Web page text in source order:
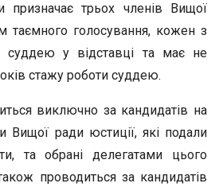
призначає трьох членів Вищої
таємного голосування, кожен з
у відставці та має не
стажу роботи суддею.
виключно за кандидатів на
Вищої ради юстиції, які подали
та обрані делегатами цього
проводиться за кандидатів